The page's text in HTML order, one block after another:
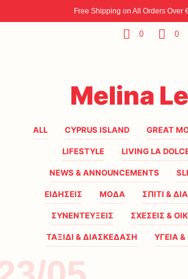
Free Shipping on All Orders Over
0 0
Melina
ALL CYPRUS ISLAND GREAT
LIFESTYLE LIVING LA
NEWS & ANNOUNCEMENTS
ΕΙΔΗΣΕΙΣ ΜΟΔΑ ΣΠΙΤΙ &
ΣΥΝΕΝΤΕΥΞΕΙΣ ΣΧΕΣΕΙΣ &
ΤΑΞΙΔΙ & ΔΙΑΣΚΕΔΑΣΗ ΥΓΕΙΑ